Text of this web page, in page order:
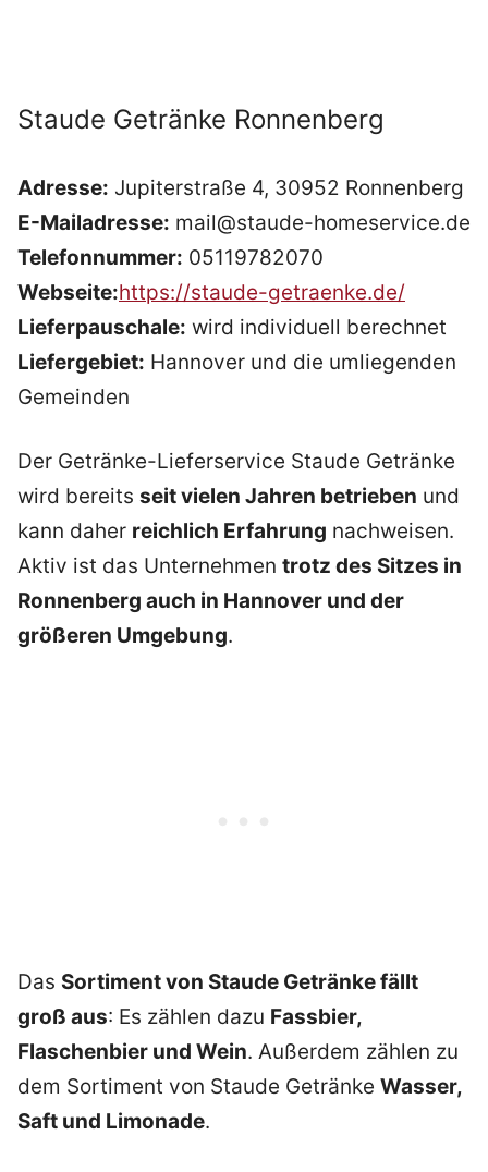
Staude Getränke Ronnenberg
Adresse: Jupiterstraße 4, 30952 Ronnenberg
E-Mailadresse: mail@staude-homeservice.de
Telefonnummer: 05119782070
Webseite:https://staude-getraenke.de/
Lieferpauschale: wird individuell berechnet
Liefergebiet: Hannover und die umliegenden
Gemeinden
Der Getränke-Lieferservice Staude Getränke
wird bereits seit vielen Jahren betrieben und
kann daher reichlich Erfahrung nachweisen.
Aktiv ist das Unternehmen trotz des Sitzes in
Ronnenberg auch in Hannover und der
größeren Umgebung.
Das Sortiment von Staude Getränke fällt
groß aus: Es zählen dazu Fassbier,
Flaschenbier und Wein. Außerdem zählen zu
dem Sortiment von Staude Getränke Wasser,
Saft und Limonade.